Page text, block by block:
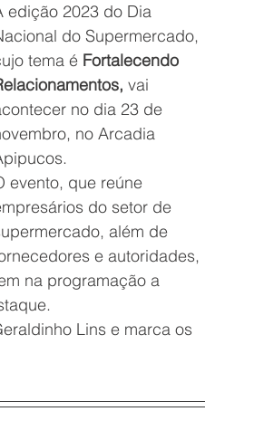
edição 2023 do Dia
do Supermercado,
tema é Fortalecendo
vai
no dia 23 de
no Arcadia
evento, que reúne
do setor de
além de
e autoridades,
na programação a
Lins e marca os